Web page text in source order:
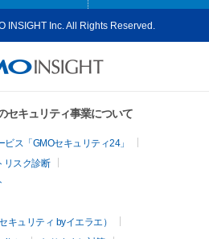
INSIGHT Inc. All Rights Reserved.
セキュリティ事業について
ス「GMOセキュリティ24」
リスク診断
キュリティ byイエラエ）